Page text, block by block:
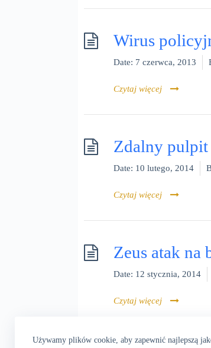
Używamy plików cookie, aby zapewnić najlepszą
Wirus
Date: 7 czerwca, 2013
Czytaj więcej
Zdalny pulpit
Date: 10 lutego, 2014
Czytaj więcej
Zeus atak na
Date: 12 stycznia, 2014
Czytaj więcej